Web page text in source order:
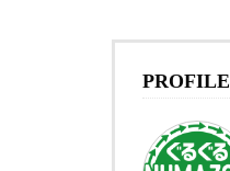
PROFILE